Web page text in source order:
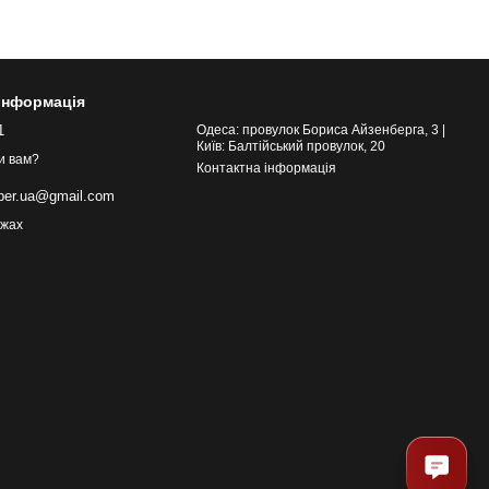
вам?
Одеса: провулок Бориса Айзенберга, 3 |
Київ: Балтійський провулок, 20
Контактна інформація